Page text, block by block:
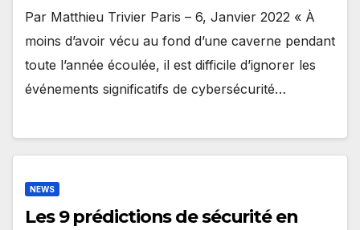
Par Matthieu Trivier Paris – 6, Janvier 2022 « À
moins d’avoir vécu au fond d’une caverne pendant
toute l’année écoulée, il est difficile d’ignorer les
événements significatifs de cybersécurité…
NEWS
Les 9 prédictions de sécurité en